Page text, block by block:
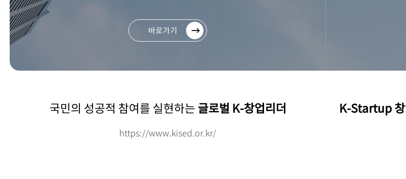
바로가기
국민의 성공적 참여를 실현하는글로벌 K-창업리더
https://www.kised.or.kr/
K-Startup